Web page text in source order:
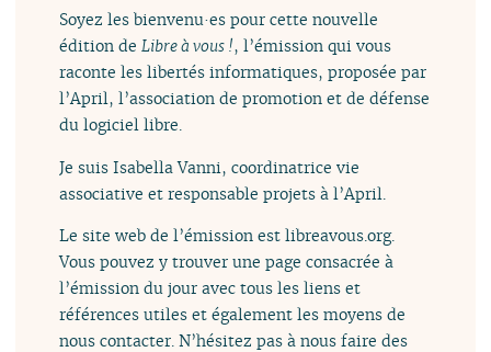
Soyez les bienvenu·es pour cette nouvelle
édition deLibre à vous !, l’émission qui vous
raconte les libertés informatiques, proposée par
l’April, l’association de promotion et de défense
du logiciel libre.
Je suis Isabella Vanni, coordinatrice vie
associative et responsable projets à l’April.
Le site web de l’émission est libreavous.org.
Vous pouvez y trouver une page consacrée à
l’émission du jour avec tous les liens et
références utiles et également les moyens de
nous contacter. N’hésitez pas à nous faire des